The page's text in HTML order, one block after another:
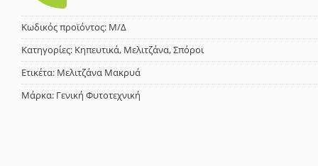
Κωδικός προϊόντος: Μ/Δ
Κατηγορίες: Κηπευτικά, Μελιτζάνα,Σπόροι
Ετικέτα: Μελιτζάνα Μακρυά
Μάρκα: Γενική Φυτοτεχνική